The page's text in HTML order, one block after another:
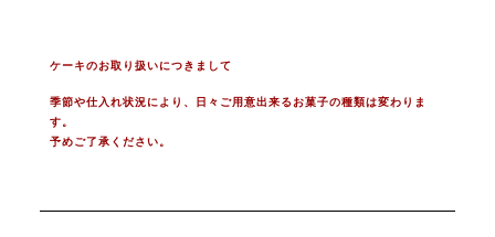
ケーキのお取り扱いにつきまして
季節や仕入れ状況により、日々ご用意出来るお菓子の種類は変わりま
す。
予めご了承ください。